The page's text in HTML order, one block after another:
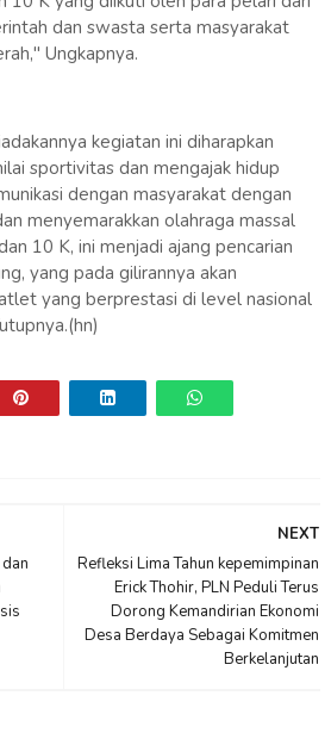
dan swasta serta masyarakat
Ungkapnya.
kegiatan ini diharapkan
sportivitas dan mengajak hidup
dengan masyarakat dengan
menyemarakkan olahraga massal
10 K, ini menjadi ajang pencarian
yang pada gilirannya akan
yang berprestasi di level nasional
NEXT
Refleksi Lima Tahun kepemimpinan
Erick Thohir, PLN Peduli Terus
Dorong Kemandirian Ekonomi
Desa Berdaya Sebagai Komitmen
Berkelanjutan